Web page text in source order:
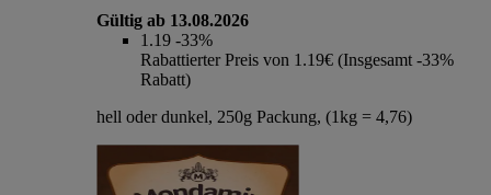
Gültig ab 13.08.2026
1.19 -33%
Rabattierter Preis von 1.19€ (Insgesamt -33%
Rabatt)
hell oder dunkel, 250g Packung, (1kg = 4,76)